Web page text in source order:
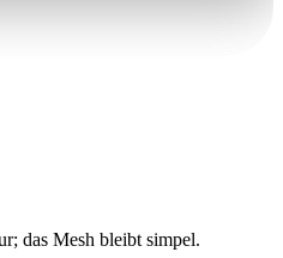
das Mesh bleibt simpel.